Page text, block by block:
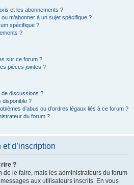
et les abonnements ?
m’abonner à un sujet spécifique ?
spécifique ?
?
sur ce forum ?
pièces jointes ?
de discussions ?
disponible ?
d’abus ou d’ordres légaux liés à ce forum ?
du forum ?
d’inscription
?
de le faire, mais les administrateurs du forum
aux utilisateurs inscrits. En vous